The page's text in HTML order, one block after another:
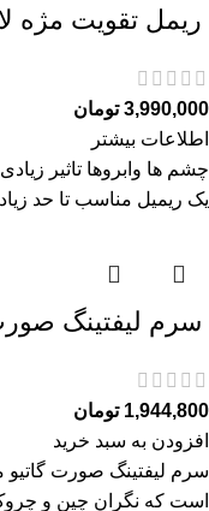
ريمل تقويت مژه
3,990,000 تومان
اطلاعات بیشتر
چشم ها وابروها تاثیر
یک ریمیل مناسب تا حد
سرم ليفتينگ
1,944,800 تومان
افزودن به سبد خرید
سرم ليفتينگ صورت گاتیو
است که نگران چین و